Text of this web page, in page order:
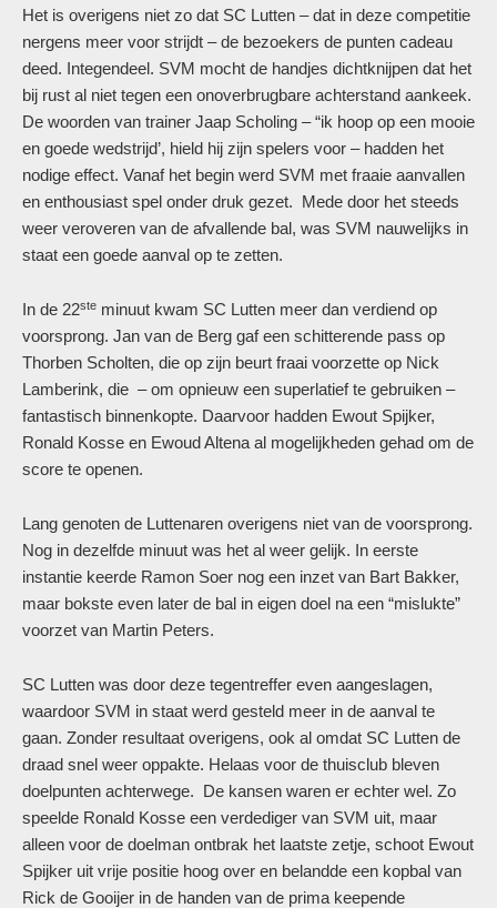
Het is overigens niet zo dat SC Lutten – dat in deze competitie
nergens meer voor strijdt – de bezoekers de punten cadeau
deed. Integendeel. SVM mocht de handjes dichtknijpen dat het
bij rust al niet tegen een onoverbrugbare achterstand aankeek.
De woorden van trainer Jaap Scholing – “ik hoop op een mooie
en goede wedstrijd’, hield hij zijn spelers voor – hadden het
nodige effect. Vanaf het begin werd SVM met fraaie aanvallen
en enthousiast spel onder druk gezet. Mede door het steeds
weer veroveren van de afvallende bal, was SVM nauwelijks in
staat een goede aanval op te zetten.
In de 22ste minuut kwam SC Lutten meer dan verdiend op
voorsprong. Jan van de Berg gaf een schitterende pass op
Thorben Scholten, die op zijn beurt fraai voorzette op Nick
Lamberink, die – om opnieuw een superlatief te gebruiken –
fantastisch binnenkopte. Daarvoor hadden Ewout Spijker,
Ronald Kosse en Ewoud Altena al mogelijkheden gehad om de
score te openen.
Lang genoten de Luttenaren overigens niet van de voorsprong.
Nog in dezelfde minuut was het al weer gelijk. In eerste
instantie keerde Ramon Soer nog een inzet van Bart Bakker,
maar bokste even later de bal in eigen doel na een “mislukte”
voorzet van Martin Peters.
SC Lutten was door deze tegentreffer even aangeslagen,
waardoor SVM in staat werd gesteld meer in de aanval te
gaan. Zonder resultaat overigens, ook al omdat SC Lutten de
draad snel weer oppakte. Helaas voor de thuisclub bleven
doelpunten achterwege. De kansen waren er echter wel. Zo
speelde Ronald Kosse een verdediger van SVM uit, maar
alleen voor de doelman ontbrak het laatste zetje, schoot Ewout
Spijker uit vrije positie hoog over en belandde een kopbal van
Rick de Gooijer in de handen van de prima keepende